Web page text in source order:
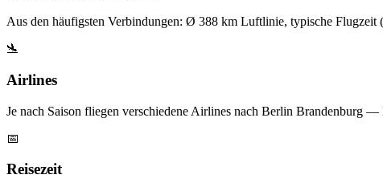
Aus den häufigsten Verbindungen: Ø 388 km Luftlinie, typische Flugzeit
🛬
Airlines
Je nach Saison fliegen verschiedene Airlines nach Berlin Brandenburg —
📅
Reisezeit